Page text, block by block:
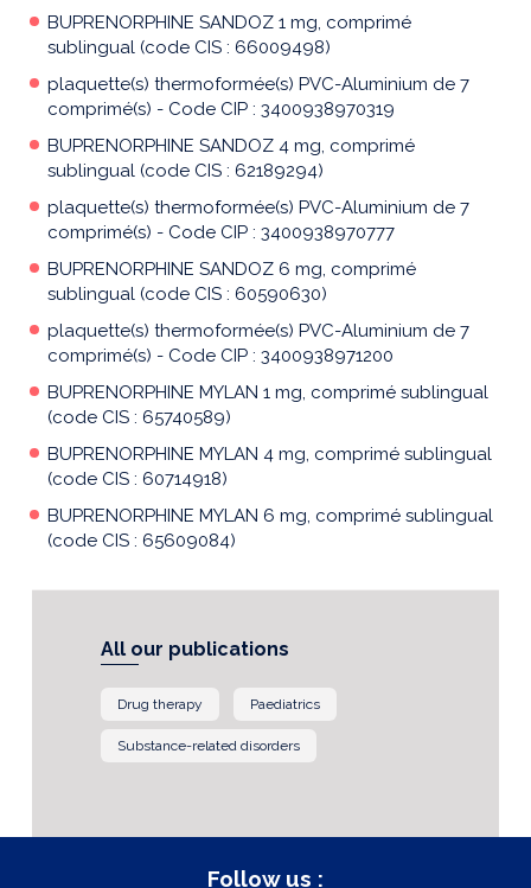
BUPRENORPHINE SANDOZ 1 mg, comprimé
sublingual (code CIS : 66009498)
plaquette(s) thermoformée(s) PVC-Aluminium de 7
comprimé(s) - Code CIP : 3400938970319
BUPRENORPHINE SANDOZ 4 mg, comprimé
sublingual (code CIS : 62189294)
plaquette(s) thermoformée(s) PVC-Aluminium de 7
comprimé(s) - Code CIP : 3400938970777
BUPRENORPHINE SANDOZ 6 mg, comprimé
sublingual (code CIS : 60590630)
plaquette(s) thermoformée(s) PVC-Aluminium de 7
comprimé(s) - Code CIP : 3400938971200
BUPRENORPHINE MYLAN 1 mg, comprimé sublingual
(code CIS : 65740589)
BUPRENORPHINE MYLAN 4 mg, comprimé sublingual
(code CIS : 60714918)
BUPRENORPHINE MYLAN 6 mg, comprimé sublingual
(code CIS : 65609084)
All our publications
Drug therapy Paediatrics
Substance-related disorders
Follow us :